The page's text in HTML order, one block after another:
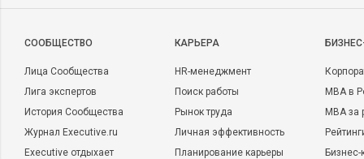
CООБЩЕСТВО
Лица Сообщества
Лига экспертов
История Сообщества
Журнал Executive.ru
Executive отдыхает
КАРЬЕРА
HR-менеджмент
Поиск работы
Рынок труда
Личная эффективность
Планирование карьеры
MBA в
MBA
Бизнес-